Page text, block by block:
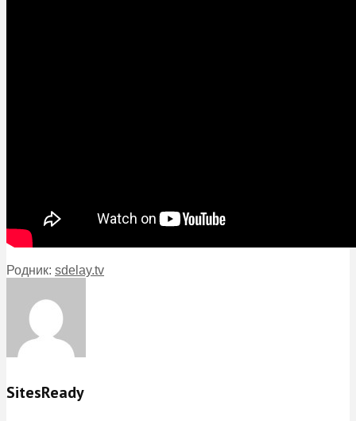
Родник: sdelay.tv
SitesReady